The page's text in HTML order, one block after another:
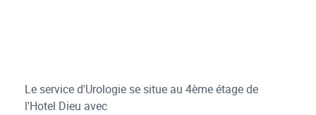
Le service d'Urologie se situe au 4ème étage de
l'Hotel Dieu avec